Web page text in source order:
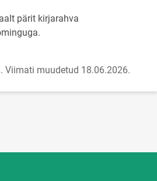
pärit kirjarahva
Viimati muudetud 18.06.2026.